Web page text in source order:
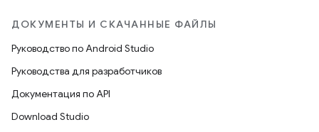
ДОКУМЕНТЫ И СКАЧАННЫЕ ФАЙЛЫ
Руководство по Android Studio
Руководства для разработчиков
Документация по API
Download Studio